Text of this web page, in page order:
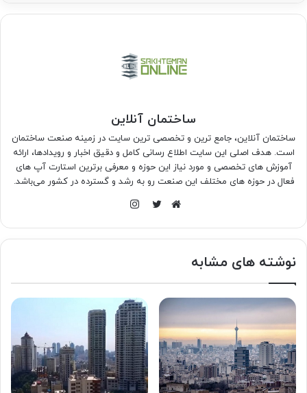
ساختمان آنلاین
ساختمان آنلاین، جامع ترین و تخصصی ترین سایت در زمینه صنعت ساختمان
است. هدف اصلی این سایت اطلاع رسانی کامل و دقیق اخبار و رویدادها، ارائه
آموزش های تخصصی و مورد نیاز این حوزه و معرفی برترین استارت آپ های
فعال در حوزه های مختلف این صنعت رو به رشد و گسترده در کشور می‌باشد.
نوشته های مشابه